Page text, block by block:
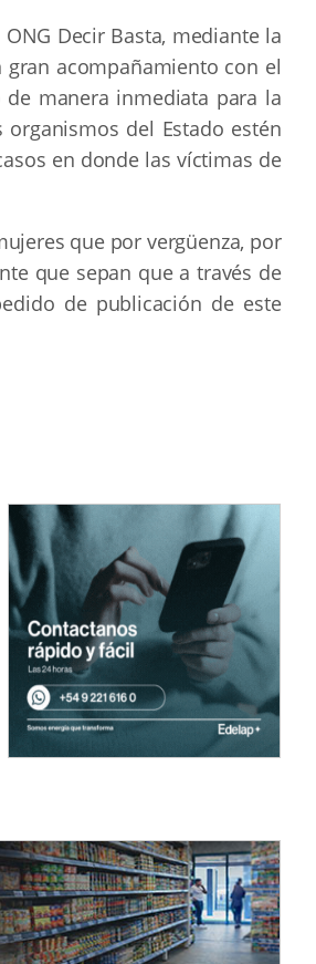
Decir Basta, mediante la
acompañamiento con el
manera inmediata para la
del Estado estén
en donde las víctimas de
que por vergüenza, por
que sepan que a través de
de publicación de este